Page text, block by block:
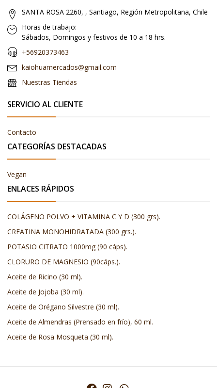
SANTA ROSA 2260, , Santiago, Región Metropolitana, Chile
Horas de trabajo:
Sábados, Domingos y festivos de 10 a 18 hrs.
+56920373463
kaiohuamercados@gmail.com
Nuestras Tiendas
SERVICIO AL CLIENTE
Contacto
CATEGORÍAS DESTACADAS
Vegan
ENLACES RÁPIDOS
COLÁGENO POLVO + VITAMINA C Y D (300 grs).
CREATINA MONOHIDRATADA (300 grs.).
POTASIO CITRATO 1000mg (90 cáps).
CLORURO DE MAGNESIO (90cáps.).
Aceite de Ricino (30 ml).
Aceite de Jojoba (30 ml).
Aceite de Orégano Silvestre (30 ml).
Aceite de Almendras (Prensado en frío), 60 ml.
Aceite de Rosa Mosqueta (30 ml).